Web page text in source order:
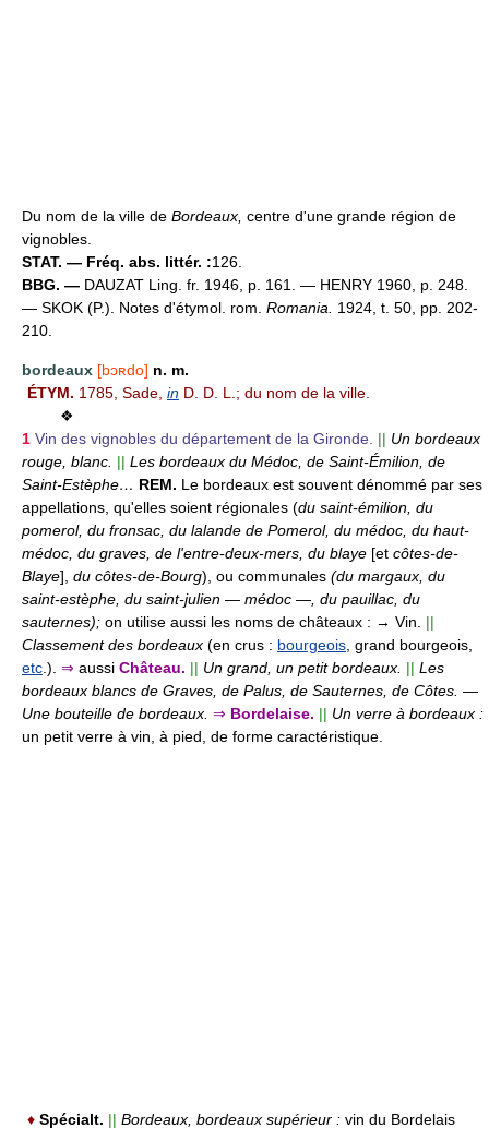
Du nom de la ville de Bordeaux, centre d'une grande région de
vignobles.
STAT. — Fréq. abs. littér. :126.
BBG. — DAUZAT Ling. fr. 1946, p. 161. — HENRY 1960, p. 248.
— SKOK (P.). Notes d'étymol. rom. Romania.
1924, t. 50, pp. 202-
210.
bordeaux [bɔʀdo] n. m.
ÉTYM. 1785, Sade, in D. D. L.; du nom de la ville.
❖
1 Vin des vignobles du département de la Gironde. || Un bordeaux
rouge, blanc. || Les bordeaux du Médoc, de Saint-Émilion, de
Saint-Estèphe… REM. Le bordeaux est souvent dénommé par ses
appellations, qu'elles soient régionales (du saint-émilion, du
pomerol, du fronsac, du lalande de Pomerol, du médoc, du haut-
médoc, du graves, de l'entre-deux-mers, du blaye [et côtes-de-
Blaye], du côtes-de-Bourg), ou communales (du margaux, du
saint-estèphe, du saint-julien — médoc —, du pauillac, du
sauternes); on utilise aussi les noms de châteaux : → Vin. ||
Classement des bordeaux (en crus : bourgeois , grand bourgeois,
etc .). ⇒ aussi Château. || Un grand, un petit bordeaux. || Les
bordeaux blancs de Graves, de Palus, de Sauternes, de Côtes. —
Une bouteille de bordeaux. ⇒ Bordelaise. || Un verre à bordeaux :
un petit verre à vin, à pied, de forme caractéristique.
♦ Spécialt. || Bordeaux, bordeaux supérieur : vin du Bordelais